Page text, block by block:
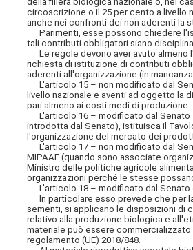
circoscrizione o il 25 per cento a livello
anche nei confronti dei non aderenti la
Parimenti, esse possono chiedere
tali contributi obbligatori siano
Le regole devono aver avuto almeno
richiesta di istituzione di contributi
aderenti all'organizzazione (in
L'articolo 15 – non modificato dal
livello nazionale e aventi ad oggetto la
pari almeno ai costi medi di produzione.
L'articolo 16 – modificato dal Senato
introdotta dal Senato), istituisca il
l'organizzazione del mercato dei
L'articolo 17 – non modificato dal
MIPAAF (quando sono associate
Ministro delle politiche agricole
organizzazioni perché le stesse
L'articolo 18 – modificato dal Senato
In particolare esso prevede che per
sementi, si applicano le disposizioni di
relativo alla produzione biologica e
materiale può essere
regolamento (UE) 2018/848.